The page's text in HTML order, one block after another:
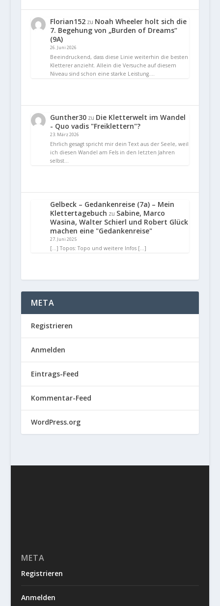
Florian152zu Noah Wheeler holt sich die
7. Begehung von „Burden of Dreams“
(9A)
26. Juni 2026
Beeindruckend, dass diese Linie weiterhin die besten
Kletterer anzieht. Allein die Versuche auf diesem
Niveau sind schon eine starke Leistung.…
Gunther30zu Die Kletterwelt im Wandel
- Quo vadis "Freiklettern"?
23. März 2026
Ehrlich gesagt spricht mir dein Text aus der Seele, weil
ich diesen Wandel am Fels in den letzten Jahren
selbst…
Gelbeck – Gedankenreise (7a) – Mein
Klettertagebuch zu Sabine, Marco
Wasina, Walter Schierl und Robert Glück
machen eine "Gedankenreise"
27. Juni 2025
[…] Topos: Topo und weitere Infos […]
META
Registrieren
Anmelden
Eintrags-Feed
Kommentar-Feed
WordPress.org
META
Registrieren
Anmelden